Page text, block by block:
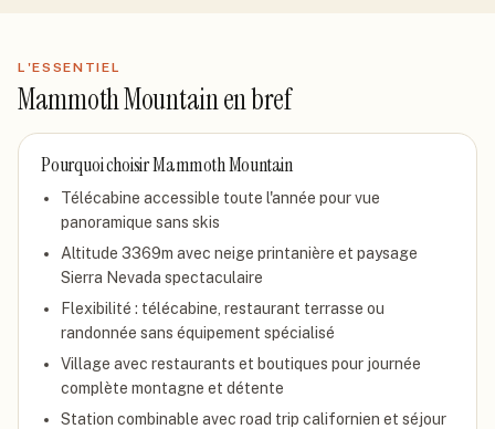
L'ESSENTIEL
Mammoth Mountainen bref
Pourquoi choisirMammoth Mountain
Télécabine accessible toute l'année pour vue
panoramique sans skis
Altitude 3369m avec neige printanière et paysage
Sierra Nevada spectaculaire
Flexibilité : télécabine, restaurant terrasse ou
randonnée sans équipement spécialisé
Village avec restaurants et boutiques pour journée
complète montagne et détente
Station combinable avec road trip californien et séjour